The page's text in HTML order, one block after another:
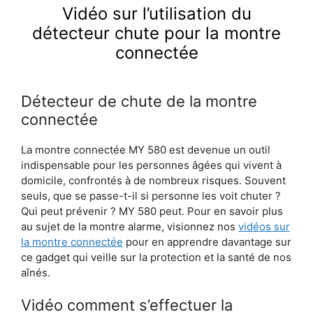
Vidéo sur l’utilisation du
détecteur chute pour la montre
connectée
Détecteur de chute de la montre
connectée
La montre connectée MY 580 est devenue un outil
indispensable pour les personnes âgées qui vivent à
domicile, confrontés à de nombreux risques. Souvent
seuls, que se passe-t-il si personne les voit chuter ?
Qui peut prévenir ? MY 580 peut. Pour en savoir plus
au sujet de la montre alarme, visionnez nos vidéos sur
la montre connectée pour en apprendre davantage sur
ce gadget qui veille sur la protection et la santé de nos
aînés.
Vidéo comment s’effectuer la